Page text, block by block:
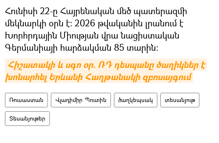
Հունիսի 22-ը Հայրենական մեծ պատերազմի
մեկնարկի օրն է։ 2026 թվականին լրանում է
Խորհրդային Միության վրա նացիստական
Գերմանիայի հարձակման 85 տարին։
Հիշատակի և սգո օր. ՌԴ դեսպանը ծաղիկներ է
խոնարհել Երևանի Հաղթանակի զբոսայգում
Ռուսաստան Վլադիմիր Պուտին ծաղկեպսակ տեսանյութ
Տեսանյութեր